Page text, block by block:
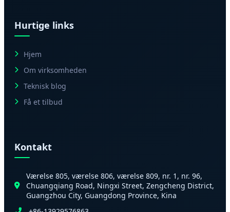
Hurtige links
Hjem
Om virksomheden
Teknisk blog
Få et tilbud
Kontakt
Værelse 805, værelse 806, værelse 809, nr. 1, nr. 96,
Chuangqiang Road, Ningxi Street, Zengcheng District,
Guangzhou City, Guangdong Province, Kina